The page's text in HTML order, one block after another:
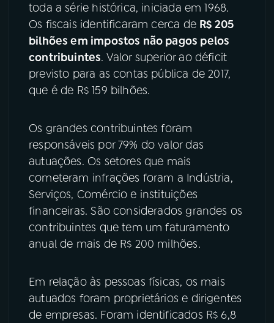
ACOMPANHE A RÁDIO NACIONAL
Instagram X
TikTok
toda a série histórica, iniciada em 1968.
Os fiscais identificaram cerca de R$ 205
bilhões em impostos não pagos pelos
contribuintes. Valor superior ao déficit
previsto para as contas pública de 2017,
que é de R$ 159 bilhões.
Os grandes contribuintes foram
responsáveis por 79% do valor das
autuações. Os setores que mais
cometeram infrações foram a Indústria,
Serviços, Comércio e instituições
financeiras. São considerados grandes os
contribuintes que tem um faturamento
anual de mais de R$ 200 milhões.
Em relação às pessoas físicas, os mais
autuados foram proprietários e dirigentes
de empresas. Foram identificados R$ 6,8